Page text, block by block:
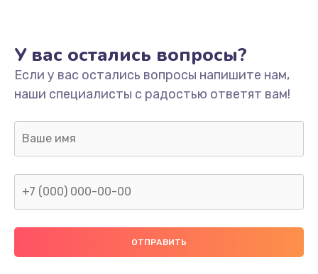
У вас остались вопросы?
Если у вас остались вопросы напишите нам,
наши специалисты с радостью ответят вам!